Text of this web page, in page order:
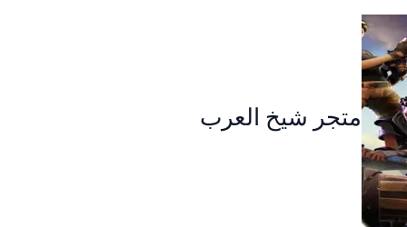
متجر شيخ العرب